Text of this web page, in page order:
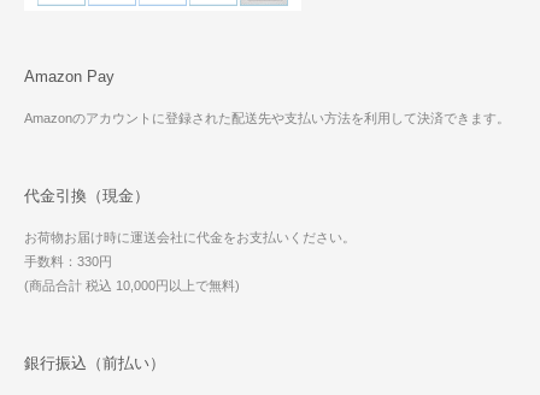
Amazon Pay
Amazonのアカウントに登録された配送先や支払い方法を利用して決済できます。
代金引換（現金）
お荷物お届け時に運送会社に代金をお支払いください。
手数料：330円
(商品合計 税込 10,000円以上で無料)
銀行振込（前払い）